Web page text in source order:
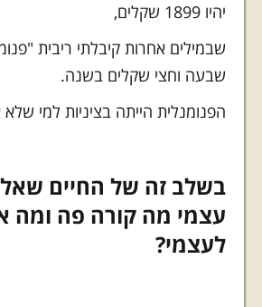
יהיו 1899 שקלים,
שבמילים אחרות קיבלתי ריבית
שבעה וחצי שקלים בשנה.
הפנומנלית הייתה בציניות למי שלא
בשלב זה של החיים
עצמי מה קורה פה ומה
לעצמי?